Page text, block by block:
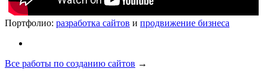
Портфолио: разработка сайтов и продвижение бизнеса
Все работы по созданию сайтов →